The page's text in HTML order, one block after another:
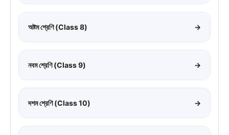
অষ্টম শ্রেণি (Class 8) →
নবম শ্রেণি (Class 9) →
দশম শ্রেণি (Class 10) →